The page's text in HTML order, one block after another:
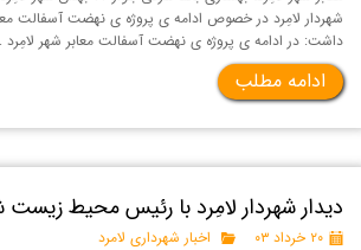
شهردار لامِرد در خصوص ادامه ی پروژه ی نهضت آسفالت
داشت: در ادامه ی پروژه ی نهضت آسفالت معابر شهر لامِرد
ادامه مطلب
دیدار شهردار لامِرد با رئیس محیط زیست
۲۰ خرداد ۰۳ اخبار شهرداری لامرد